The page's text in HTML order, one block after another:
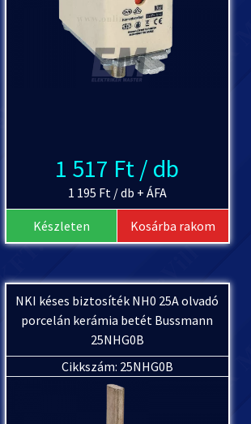
1 517 Ft / db
1 195 Ft / db + ÁFA
Készleten Kosárba rakom
NKI késes biztosíték NH0 25A olvadó
porcelán kerámia betét Bussmann
25NHG0B
Cikkszám: 25NHG0B